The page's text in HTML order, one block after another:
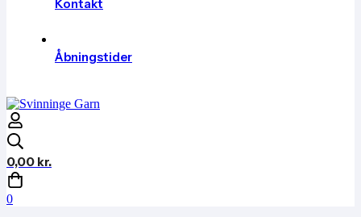
Kontakt
Åbningstider
0,00 kr.
0